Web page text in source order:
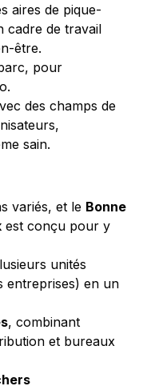
aires de pique-
cadre de travail
être.
pour
des champs de
sain.
variés, et le Bonne
est conçu pour y
unités
entreprises) en un
, combinant
et bureaux